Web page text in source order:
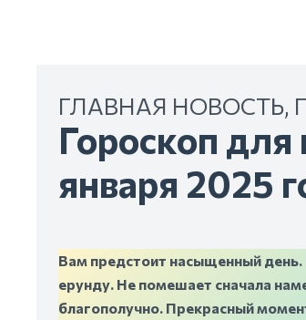
ГЛАВНАЯ НОВОСТЬ,
Гороскоп для
января 2025
Вам предстоит насыщенный день.
ерунду. Не помешает сначала
благополучно. Прекрасный